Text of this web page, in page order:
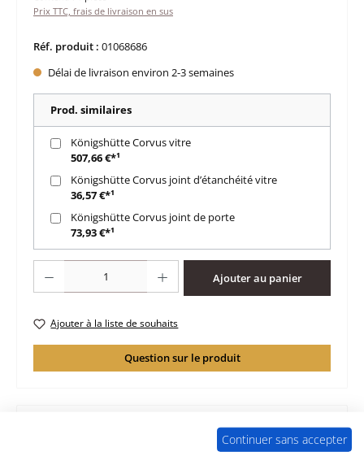
Prix TTC, frais de livraison en sus
Réf. produit : 01068686
Délai de livraison environ 2-3 semaines
Prod. similaires
Königshütte Corvus vitre
507,66 €*¹
Königshütte Corvus joint d’étanchéité vitre
36,57 €*¹
Königshütte Corvus joint de porte
73,93 €*¹
Ajouter au panier
Ajouter à la liste de souhaits
Question sur le produit
Continuer sans accepter